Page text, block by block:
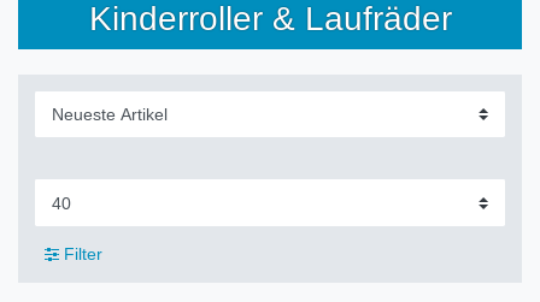
Kinderroller & Laufräder
Filter